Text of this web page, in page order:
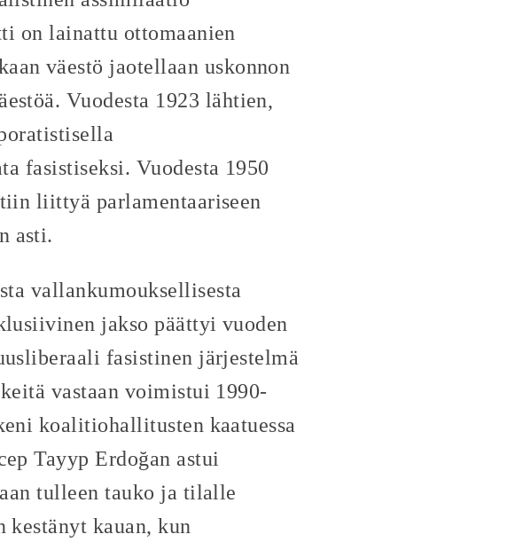
on lainattu ottomaanien
väestö jaotellaan uskonnon
Vuodesta 1923 lähtien,
fasistiseksi. Vuodesta 1950
liittyä parlamentaariseen
asti.
vallankumouksellisesta
jakso päättyi vuoden
fasistinen järjestelmä
vastaan voimistui 1990-
koalitiohallitusten kaatuessa
Tayyp Erdoğan astui
tulleen tauko ja tilalle
kestänyt kauan, kun